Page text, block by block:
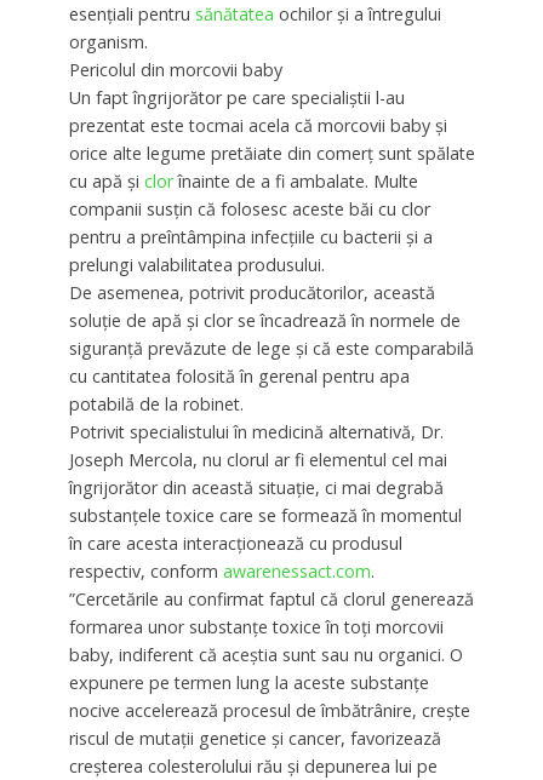
esențiali pentru sănătatea ochilor și a întregului
organism.
Pericolul din morcovii baby
Un fapt îngrijorător pe care specialiștii l-au
prezentat este tocmai acela că morcovii baby și
orice alte legume pretăiate din comerț sunt spălate
cu apă și clorînainte de a fi ambalate. Multe
companii susțin că folosesc aceste băi cu clor
pentru a preîntâmpina infecțiile cu bacterii și a
prelungi valabilitatea produsului.
De asemenea, potrivit producătorilor, această
soluție de apă și clor se încadrează în normele de
siguranță prevăzute de lege și că este comparabilă
cu cantitatea folosită în gerenal pentru apa
potabilă de la robinet.
Potrivit specialistului în medicină alternativă, Dr.
Joseph Mercola, nu clorul ar fi elementul cel mai
îngrijorător din această situație, ci mai degrabă
substanțele toxice care se formează în momentul
în care acesta interacționează cu produsul
respectiv, conform awarenessact.com.
”Cercetările au confirmat faptul că clorul generează
formarea unor substanțe toxice în toți morcovii
baby, indiferent că aceștia sunt sau nu organici. O
expunere pe termen lung la aceste substanțe
nocive accelerează procesul de îmbătrânire, crește
riscul de mutații genetice și cancer, favorizează
creșterea colesterolului rău și depunerea lui pe